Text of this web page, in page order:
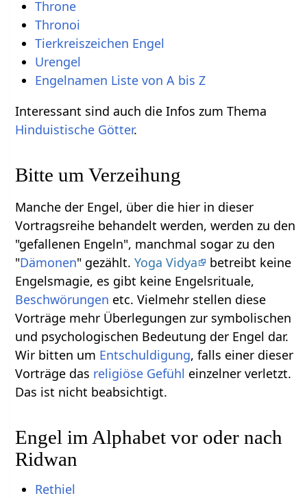
Throne
Thronoi
Tierkreiszeichen Engel
Urengel
Engelnamen Liste von A bis Z
Interessant sind auch die Infos zum Thema
Hinduistische Götter.
Bitte um Verzeihung
Manche der Engel, über die hier in dieser
Vortragsreihe behandelt werden, werden zu den
"gefallenen Engeln", manchmal sogar zu den
"Dämonen" gezählt.Yoga Vidya
betreibt keine
Engelsmagie, es gibt keine Engelsrituale,
Beschwörungen etc. Vielmehr stellen diese
Vorträge mehr Überlegungen zur symbolischen
und psychologischen Bedeutung der Engel dar.
Wir bitten um Entschuldigung, falls einer dieser
Vorträge das religiöse Gefühl einzelner verletzt.
Das ist nicht beabsichtigt.
Engel im Alphabet vor oder nach
Ridwan
Rethiel